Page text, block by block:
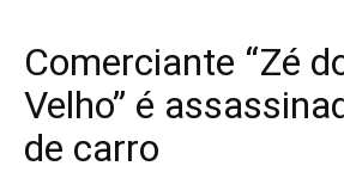
Comerciante “Zé
Velho” é
de carro